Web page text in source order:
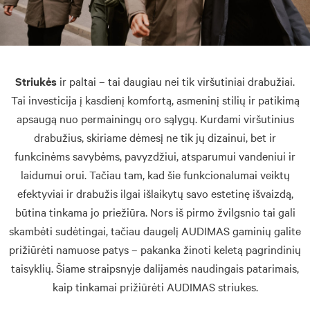
Striukės ir paltai – tai daugiau nei tik viršutiniai drabužiai.
Tai investicija į kasdienį komfortą, asmeninį stilių ir patikimą
apsaugą nuo permainingų oro sąlygų. Kurdami viršutinius
drabužius, skiriame dėmesį ne tik jų dizainui, bet ir
funkcinėms savybėms, pavyzdžiui, atsparumui vandeniui ir
laidumui orui. Tačiau tam, kad šie funkcionalumai veiktų
efektyviai ir drabužis ilgai išlaikytų savo estetinę išvaizdą,
būtina tinkama jo priežiūra. Nors iš pirmo žvilgsnio tai gali
skambėti sudėtingai, tačiau daugelį AUDIMAS gaminių galite
prižiūrėti namuose patys – pakanka žinoti keletą pagrindinių
taisyklių. Šiame straipsnyje dalijamės naudingais patarimais,
kaip tinkamai prižiūrėti AUDIMAS striukes.